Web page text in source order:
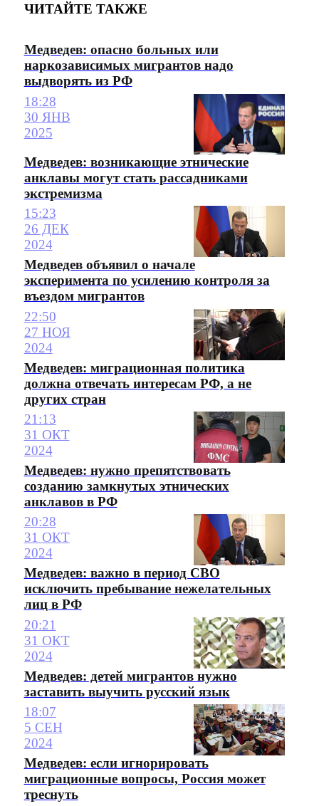
ЧИТАЙТЕ ТАКЖЕ
Медведев: опасно больных или
наркозависимых мигрантов надо
выдворять из РФ
18:28
30 ЯНВ
2025
Медведев: возникающие этнические
анклавы могут стать рассадниками
экстремизма
15:23
26 ДЕК
2024
Медведев объявил о начале
эксперимента по усилению контроля за
въездом мигрантов
22:50
27 НОЯ
2024
Медведев: миграционная политика
должна отвечать интересам РФ, а не
других стран
21:13
31 ОКТ
2024
Медведев: нужно препятствовать
созданию замкнутых этнических
анклавов в РФ
20:28
31 ОКТ
2024
Медведев: важно в период СВО
исключить пребывание нежелательных
лиц в РФ
20:21
31 ОКТ
2024
Медведев: детей мигрантов нужно
заставить выучить русский язык
18:07
5 СЕН
2024
Медведев: если игнорировать
миграционные вопросы, Россия может
треснуть